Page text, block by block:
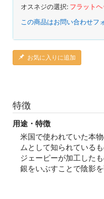
オスネジの選択: フラット
この商品はお問い合わせフ
お気に入りに追加
特徴
用途・特徴
米国で使われていた本
ムとして知られている
ジェーピーが加工したも
銀をいぶすことで陰影を